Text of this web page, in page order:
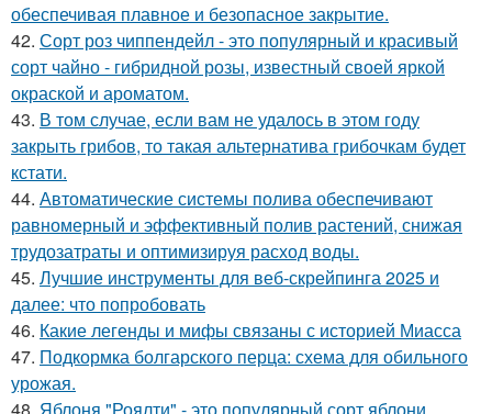
обеспечивая плавное и безопасное закрытие.
42. Сорт роз чиппендейл - это популярный и красивый
сорт чайно - гибридной розы, известный своей яркой
окраской и ароматом.
43. В том случае, если вам не удалось в этом году
закрыть грибов, то такая альтернатива грибочкам будет
кстати.
44. Автоматические системы полива обеспечивают
равномерный и эффективный полив растений, снижая
трудозатраты и оптимизируя расход воды.
45. Лучшие инструменты для веб-скрейпинга 2025 и
далее: что попробовать
46. Какие легенды и мифы связаны с историей Миасса
47. Подкормка болгарского перца: схема для обильного
урожая.
48. Яблоня "Роялти" - это популярный сорт яблони,